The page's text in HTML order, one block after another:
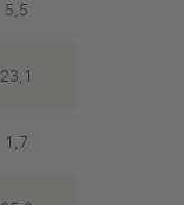
5,5
23,1
1,7